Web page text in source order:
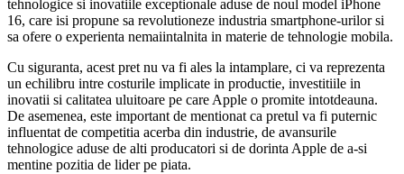
tehnologice si inovatiile exceptionale aduse de noul model iPhone
16, care isi propune sa revolutioneze industria smartphone-urilor si
sa ofere o experienta nemaiintalnita in materie de tehnologie mobila.
Cu siguranta, acest pret nu va fi ales la intamplare, ci va reprezenta
un echilibru intre costurile implicate in productie, investitiile in
inovatii si calitatea uluitoare pe care Apple o promite intotdeauna.
De asemenea, este important de mentionat ca pretul va fi puternic
influentat de competitia acerba din industrie, de avansurile
tehnologice aduse de alti producatori si de dorinta Apple de a-si
mentine pozitia de lider pe piata.